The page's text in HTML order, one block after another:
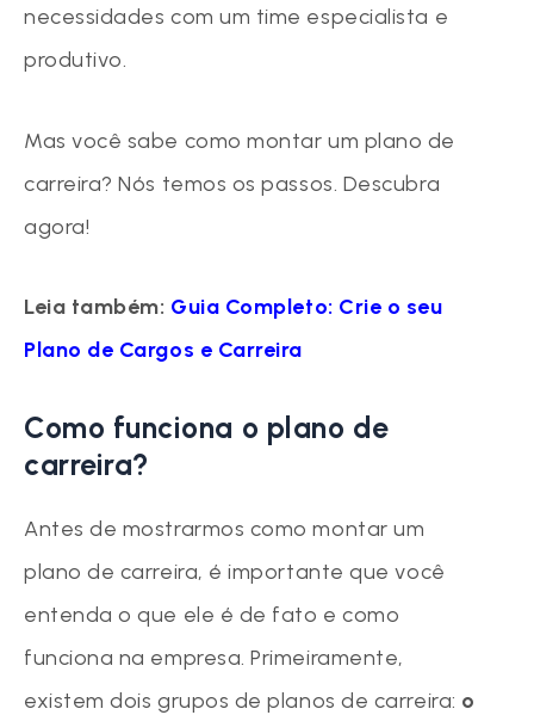
necessidades com um time especialista e
produtivo.
Mas você sabe como montar um plano de
carreira? Nós temos os passos. Descubra
agora!
Leia também: Guia Completo: Crie o seu
Plano de Cargos e Carreira
Como funciona o plano de
carreira?
Antes de mostrarmos como montar um
plano de carreira, é importante que você
entenda o que ele é de fato e como
funciona na empresa. Primeiramente,
existem dois grupos de planos de carreira: o